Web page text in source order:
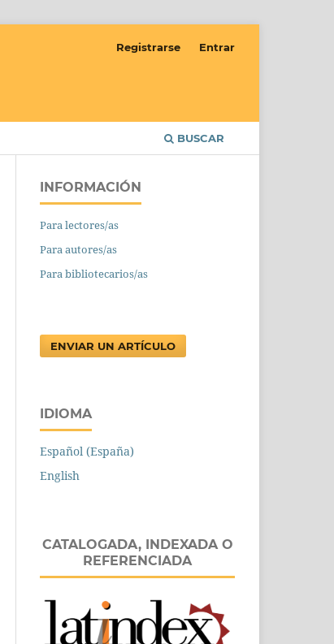
BUSCAR
Registrarse Entrar
INFORMACIÓN
Para lectores/as
Para autores/as
Para bibliotecarios/as
ENVIAR UN ARTÍCULO
IDIOMA
Español (España)
English
CATALOGADA, INDEXADA O
REFERENCIADA